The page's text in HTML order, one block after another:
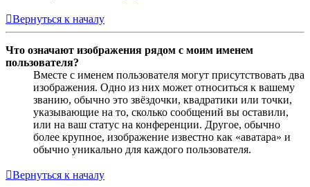
Вернуться к началу
Что означают изображения рядом с моим именем
пользователя?
Вместе с именем пользователя могут присутствовать два
изображения. Одно из них может относиться к вашему
званию, обычно это звёздочки, квадратики или точки,
указывающие на то, сколько сообщений вы оставили,
или на ваш статус на конференции. Другое, обычно
более крупное, изображение известно как «аватара» и
обычно уникально для каждого пользователя.
Вернуться к началу